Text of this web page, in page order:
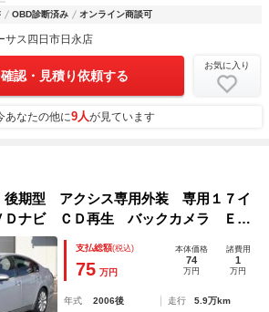
OBD診断済み オンライン商談可
サス四日市日永店
認・見積り依頼する
お気に入り
あなたの他に9人が見ています
期型 アクシス専用外装 専用１７イ
Ｄナビ ＣＤ再生 バックカメラ ＥＴ
Ｄライト 黒革シート パワーシー
ワンオーナー
支払総額(税込)
75 万円
本体価格
74
万円
諸費用
1
万円
年式 2006後 走行
5.9万km